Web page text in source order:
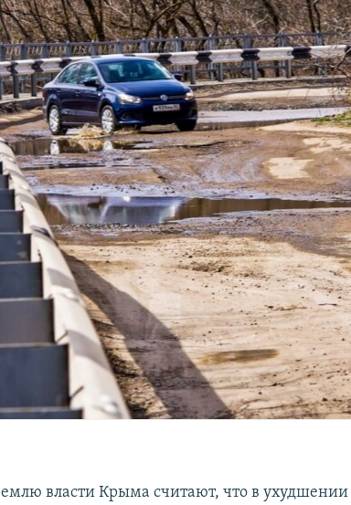
власти Крыма считают, что в ухудшении